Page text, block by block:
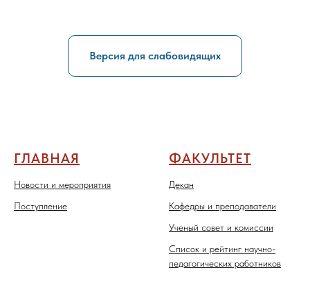
Версия для слабовидящих
ГЛАВНАЯ
Новости и мероприятия
Поступление
ФАКУЛЬТЕТ
Декан
Кафедры и преподаватели
Ученый совет и комиссии
Список и рейтинг научно-
педагогических работников